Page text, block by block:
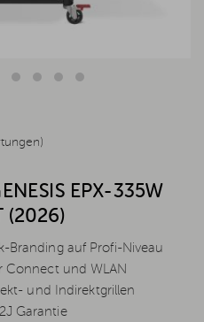
EPX-335W
(2026)
Branding auf Profi-Niveau
Connect und WLAN
und Indirektgrillen
Garantie